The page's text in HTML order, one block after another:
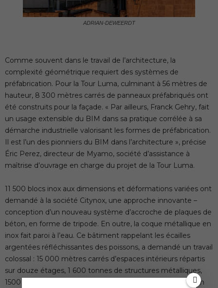
ADRIAN-DEWEERDT
Comme souvent dans le travail de l’architecture, la
complexité géométrique requiert des systèmes de
préfabrication. Pour la Tour Luma, culminant à 56 mètres de
hauteur, 8 300 mètres carrés de panneaux préfabriqués ont
été construits pour la façade. « Par ailleurs, Franck Gehry, fait
un usage extensible du BIM dans sa pratique corrélée à sa
démarche industrielle valorisant les formes de préfabrication.
Il est l’un des pionniers du BIM dans l’architecture », précise
Éric Perez, directeur de Myamo, société d’assistance à
maîtrise d’ouvrage en charge du projet de la Tour Luma.
11 500 blocs inox aux dimensions et déformations variées ont
demandé à la société Citynox, une approche innovante –
conception d’un nouveau système d’accroche de plaques de
béton, en forme de tripode. En outre, la coque métallique en
inox fait paroi à l’eau. Ce bâtiment rappelant les écailles
argentées réfléchissantes des poissons, a demandé un travail
colossal : 15 000 mètres carrés d’espaces intérieurs répartis
sur douze étages, 1 600 tonnes de structures métalliques,
1500 tonnes d’armatures et 12000 mètres cubes de béton